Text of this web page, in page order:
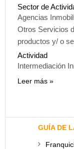
Sector de
Agencias
Otros Servicios
productos y/ o
Actividad
Intermediación
Leer más
GUÍA DE